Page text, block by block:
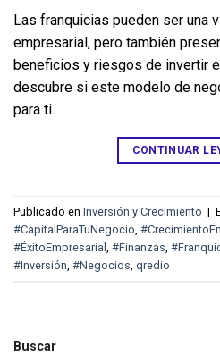
Las franquicias pueden ser una
empresarial, pero también
beneficios y riesgos de invertir
descubre si este modelo de
para ti.
CONTINUAR
Publicado en Inversión y Crecimiento |
#CapitalParaTuNegocio
#ÉxitoEmpresarial #Finanzas
#Inversión #Negocios qredio
Buscar